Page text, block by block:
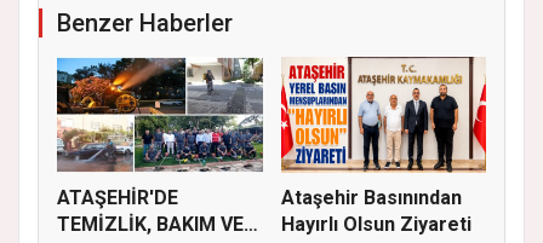
Benzer Haberler
ATAŞEHİR'DE
TEMİZLİK, BAKIM VE
Ataşehir Basınından
Hayırlı Olsun Ziyareti